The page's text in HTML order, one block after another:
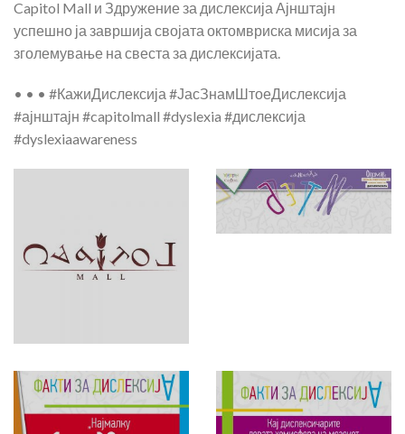
Capitol Mall и Здружение за дислексија Ајнштајн
успешно ја завршија својата октомвриска мисија за
зголемување на свеста за дислексијата.
• • • #КажиДислексија #ЈасЗнамШтоеДислексија
#ајнштајн #capitolmall #dyslexia #дислексија
#dyslexiaawareness